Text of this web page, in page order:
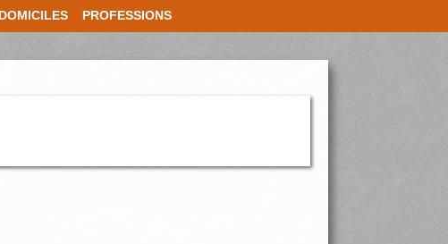
DOMICILES PROFESSIONS